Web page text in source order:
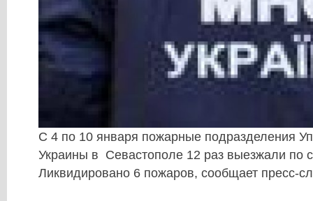
С 4 по 10 января пожарные подразделения
Украины в Севастополе 12 раз выезжали по
Ликвидировано 6 пожаров, сообщает пресс-